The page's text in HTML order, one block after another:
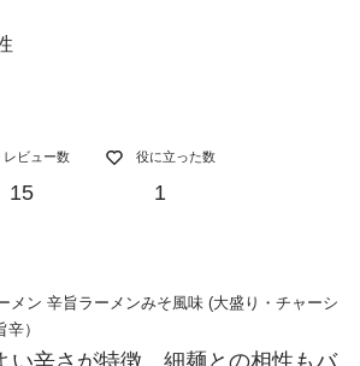
レビュー数
15
役に立った数
1
メン 辛旨ラーメンみそ風味 (大盛り・チャーシ
）
い辛さが特徴、細麺との相性もバ